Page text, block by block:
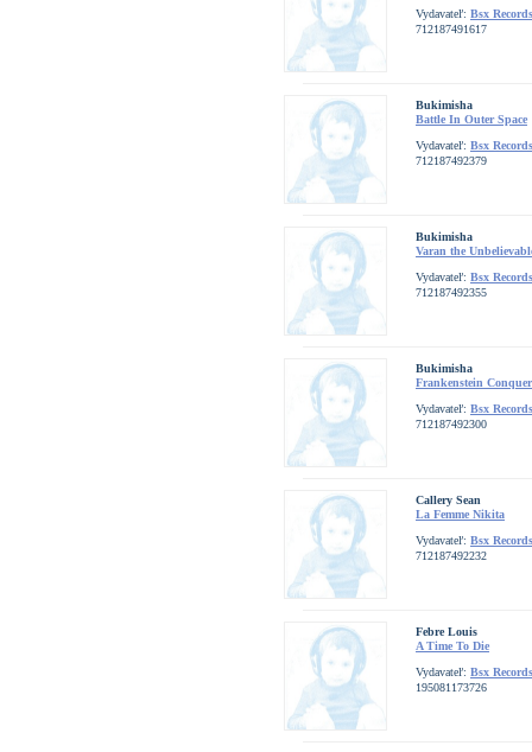
Vydavateľ: Bsx Records
712187491617
Bukimisha
Battle In Outer Space
Vydavateľ: Bsx Records
712187492379
Bukimisha
Varan the
Vydavateľ: Bsx Records
712187492355
Bukimisha
Frankenstein
Vydavateľ: Bsx Records
712187492300
Callery Sean
La Femme Nikita
Vydavateľ: Bsx Records
712187492232
Febre Louis
A Time To Die
Vydavateľ: Bsx Records
195081173726